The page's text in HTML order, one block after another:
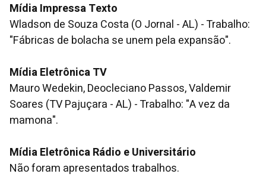
Mídia Impressa Texto
Wladson de Souza Costa (O Jornal - AL) - Trabalho:
"Fábricas de bolacha se unem pela expansão".
Mídia Eletrônica TV
Mauro Wedekin, Deocleciano Passos, Valdemir
Soares (TV Pajuçara - AL) - Trabalho: "A vez da
mamona".
Mídia Eletrônica Rádio e Universitário
Não foram apresentados trabalhos.